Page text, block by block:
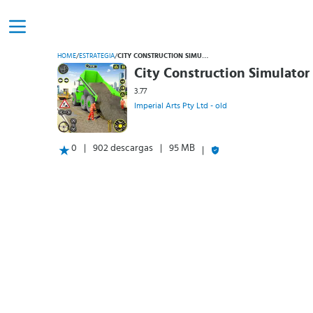
HOME/ESTRATEGIA/ CITY CONSTRUCTION SIMULATOR
City Construction Simulator
3.77
Imperial Arts Pty Ltd - old
0 902 descargas 95 MB